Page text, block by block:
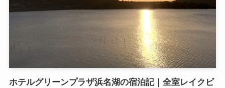
ホテルグリーンプラザ浜名湖の宿泊記｜全室レイクビ